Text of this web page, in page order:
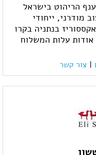
הריהוט בישראל
מודרני, ייחודי
בנתניה בקרו
אודות עלות המשלוח
| צור קשר